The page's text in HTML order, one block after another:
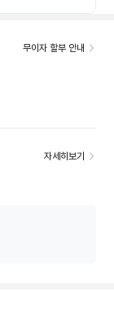
무이자 할부 안내
자세히보기